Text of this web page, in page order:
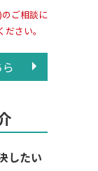
ご相談に
さい。
したい